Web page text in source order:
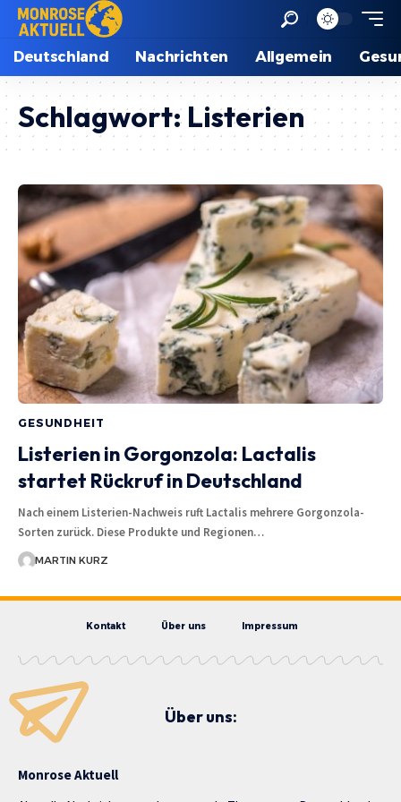
Deutschland Nachrichten Allgemein
Schlagwort: Listerien
GESUNDHEIT
Listerien in Gorgonzola: Lactalis
startet Rückruf in Deutschland
Nach einem Listerien-Nachweis ruft Lactalis mehrere Gorgonzola-
Sorten zurück. Diese Produkte und Regionen…
MARTIN KURZ
Kontakt Über uns Impressum
Über uns:
Monrose Aktuell